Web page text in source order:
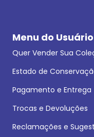
Menu do Usuário
Quer Vender Sua
Estado de
Pagamento e Entrega
Trocas e Devoluções
Reclamações e